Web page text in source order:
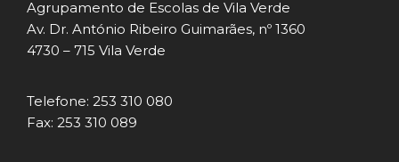
Agrupamento de Escolas de Vila Verde
Av. Dr. António Ribeiro Guimarães, nº 1360
4730 – 715 Vila Verde
Telefone: 253 310 080
Fax: 253 310 089